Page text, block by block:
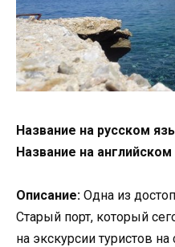
Название на русском
Название на
Описание: Одна из
Старый порт, который
на экскурсии туристов